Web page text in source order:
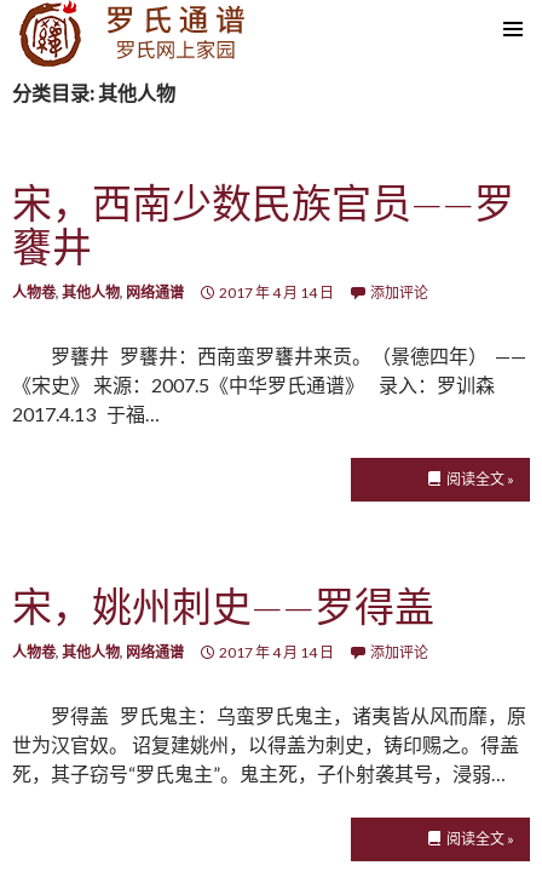
SKIP TO CONTENT
分类目录: 其他人物
宋，西南少数民族官员——罗
饔井
人物卷, 其他人物, 网络通谱 2017 年 4 月 14 日 添加评论
罗饔井 罗饔井：西南蛮罗饔井来贡。（景德四年） ——
《宋史》 来源：2007.5《中华罗氏通谱》 录入：罗训森
2017.4.13 于福…
阅读全文 »
宋，姚州刺史——罗得盖
人物卷, 其他人物, 网络通谱 2017 年 4 月 14 日 添加评论
罗得盖 罗氏鬼主：乌蛮罗氏鬼主，诸夷皆从风而靡，原
世为汉官奴。 诏复建姚州，以得盖为刺史，铸印赐之。得盖
死，其子窃号“罗氏鬼主”。鬼主死，子仆射袭其号，浸弱…
阅读全文 »